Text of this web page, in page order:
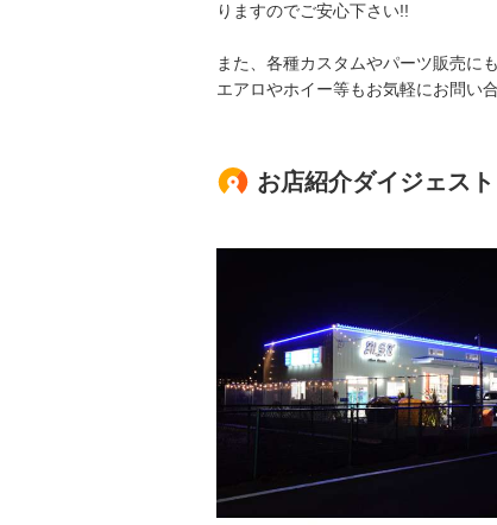
りますのでご安心下さい!!
また、各種カスタムやパーツ販売に
エアロやホイー等もお気軽にお問い
お店紹介ダイジェスト